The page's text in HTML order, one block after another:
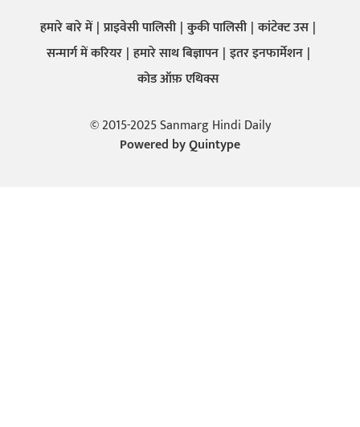
हमारे बारे में प्राइवेसी पालिसी कुकी पालिसी कांटेक्ट उस
सन्मार्ग में करियर हमारे साथ बिज्ञापन इतर इनफार्मेशन
कोड ऑफ़ एथिक्स
© 2015-2025 Sanmarg Hindi Daily
Powered byQuintype